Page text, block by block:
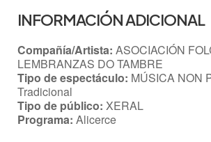
INFORMACIÓN ADICIONAL
Compañía/Artista: ASOCIACIÓN
LEMBRANZAS DO TAMBRE
Tipo de espectáculo: MÚSICA NON
Tradicional
Tipo de público: XERAL
Programa: Alicerce